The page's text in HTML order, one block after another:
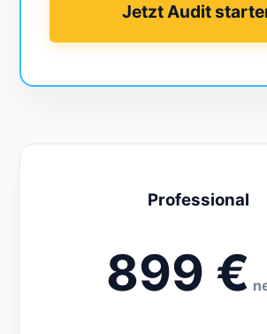
Jetzt Audit
Professional
899 €